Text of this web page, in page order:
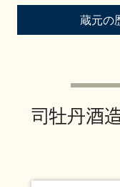
蔵元の
司牡丹酒